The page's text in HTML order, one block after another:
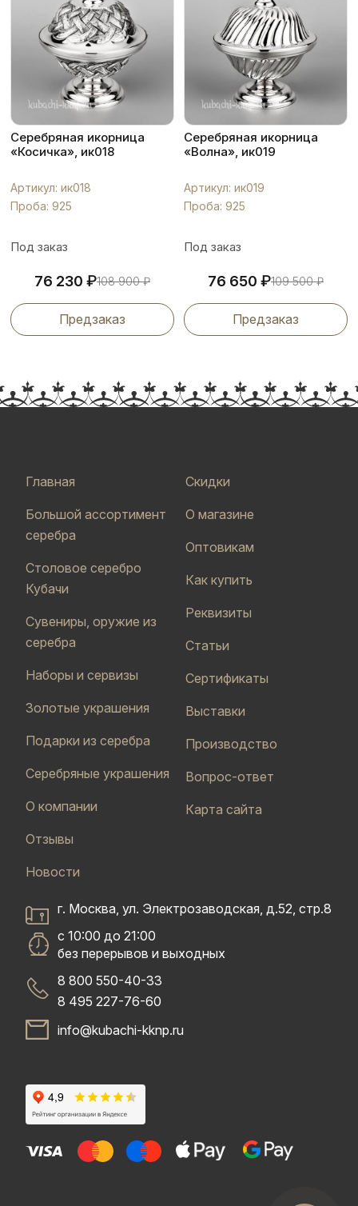
Серебряная икорница
«Косичка», ик018
Артикул: ик018
Проба: 925
Под заказ
76 230 ₽108 900₽
Предзаказ
Серебряная икорница
«Волна», ик019
Артикул: ик019
Проба: 925
Под заказ
76 650 ₽109 500₽
Предзаказ
Главная
Большой ассортимент
серебра
Столовое серебро
Кубачи
Сувениры, оружие из
серебра
Наборы и сервизы
Золотые украшения
Подарки из серебра
Серебряные украшения
О компании
Отзывы
Новости
Скидки
О магазине
Оптовикам
Как купить
Реквизиты
Статьи
Сертификаты
Выставки
Производство
Вопрос-ответ
Карта сайта
г. Москва, ул. Электрозаводская, д.52, стр.8
с 10:00 до 21:00
без перерывов и выходных
8 800 550-40-33
8 495 227-76-60
info@kubachi-kknp.ru